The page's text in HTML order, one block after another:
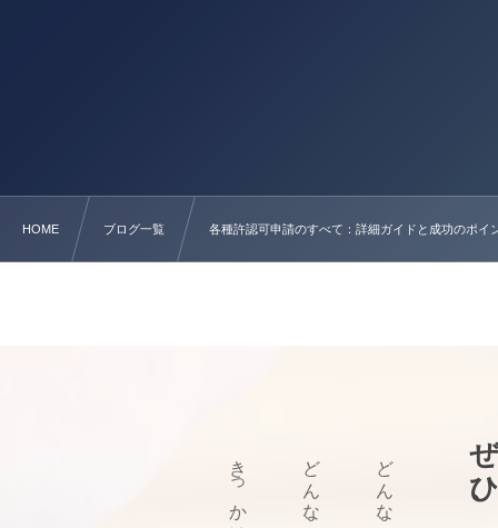
HOME ブログ一覧 各種許認可申請のすべて：詳細ガイドと成功のポイ